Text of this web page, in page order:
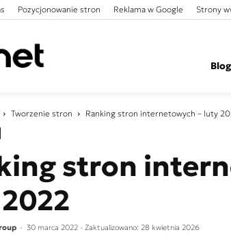
Pozycjonowanie stron Reklama w Google Strony
Blog
Tworzenie stron Ranking stron internetowych – luty
stron
- 30 marca 2022 - Zaktualizowano: 28 kwietnia 2026